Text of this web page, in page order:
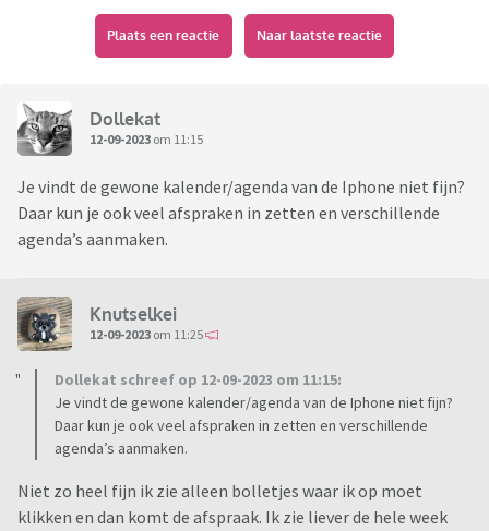
Plaats een reactie Naar laatste reactie
Dollekat
12-09-2023 om 11:15
Je vindt de gewone kalender/agenda van de Iphone niet fijn?
Daar kun je ook veel afspraken in zetten en verschillende
agenda’s aanmaken.
Knutselkei
12-09-2023 om 11:25
Dollekat schreef op 12-09-2023 om 11:15:
Je vindt de gewone kalender/agenda van de Iphone niet fijn?
Daar kun je ook veel afspraken in zetten en verschillende
agenda’s aanmaken.
Niet zo heel fijn ik zie alleen bolletjes waar ik op moet
klikken en dan komt de afspraak. Ik zie liever de hele week